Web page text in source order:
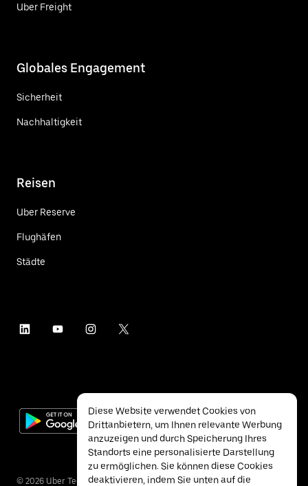
Uber Freight
Globales Engagement
Sicherheit
Nachhaltigkeit
Reisen
Uber Reserve
Flughäfen
Städte
© 2026 Uber Technologies Inc.
Diese Website verwendet Cookies von
Drittanbietern, um Ihnen relevante Werbung
anzuzeigen und durch Speicherung Ihres
Standorts eine personalisierte Darstellung
zu ermöglichen. Sie können diese Cookies
deaktivieren, indem Sie unten auf die